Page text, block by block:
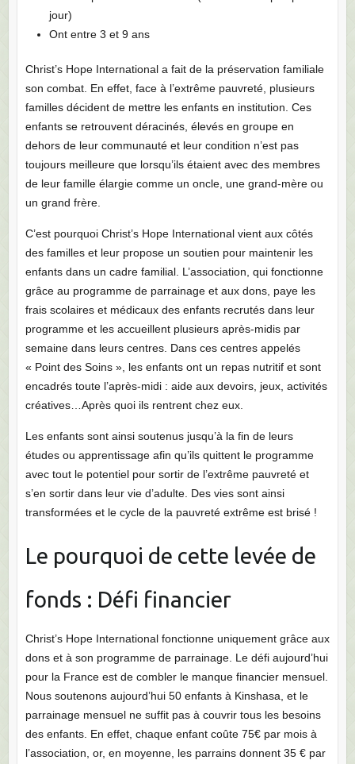
jour)
Ont entre 3 et 9 ans
Christ’s Hope International a fait de la préservation familiale
son combat. En effet, face à l’extrême pauvreté, plusieurs
familles décident de mettre les enfants en institution. Ces
enfants se retrouvent déracinés, élevés en groupe en
dehors de leur communauté et leur condition n’est pas
toujours meilleure que lorsqu’ils étaient avec des membres
de leur famille élargie comme un oncle, une grand-mère ou
un grand frère.
C’est pourquoi Christ’s Hope International vient aux côtés
des familles et leur propose un soutien pour maintenir les
enfants dans un cadre familial. L’association, qui fonctionne
grâce au programme de parrainage et aux dons, paye les
frais scolaires et médicaux des enfants recrutés dans leur
programme et les accueillent plusieurs après-midis par
semaine dans leurs centres. Dans ces centres appelés
« Point des Soins », les enfants ont un repas nutritif et sont
encadrés toute l’après-midi : aide aux devoirs, jeux, activités
créatives…Après quoi ils rentrent chez eux.
Les enfants sont ainsi soutenus jusqu’à la fin de leurs
études ou apprentissage afin qu’ils quittent le programme
avec tout le potentiel pour sortir de l’extrême pauvreté et
s’en sortir dans leur vie d’adulte. Des vies sont ainsi
transformées et le cycle de la pauvreté extrême est brisé !
Le pourquoi de cette levée de
fonds : Défi financier
Christ’s Hope International fonctionne uniquement grâce aux
dons et à son programme de parrainage. Le défi aujourd’hui
pour la France est de combler le manque financier mensuel.
Nous soutenons aujourd’hui 50 enfants à Kinshasa, et le
parrainage mensuel ne suffit pas à couvrir tous les besoins
des enfants. En effet, chaque enfant coûte 75€ par mois à
l’association, or, en moyenne, les parrains donnent 35 € par